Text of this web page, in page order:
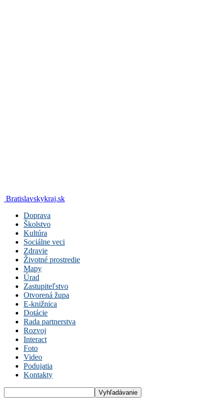
Bratislavskykraj.sk
Doprava
Školstvo
Kultúra
Sociálne veci
Zdravie
Životné prostredie
Mapy
Úrad
Zastupiteľstvo
Otvorená župa
E-knižnica
Dotácie
Rada partnerstva
Rozvoj
Interact
Foto
Video
Podujatia
Kontakty